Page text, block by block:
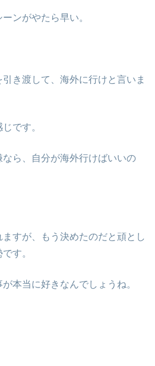
ンがやたら早い。
き渡して、海外に行けと言いま
です。
ら、自分が海外行けばいいの
すが、もう決めたのだと頑とし
す。
本当に好きなんでしょうね。